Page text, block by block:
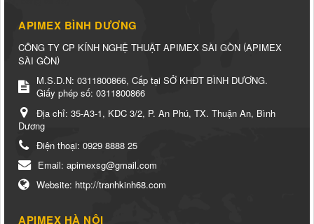
APIMEX BÌNH DƯƠNG
CÔNG TY CP KÍNH NGHỆ THUẬT APIMEX SÀI GÒN (APIMEX
SÀI GÒN)
M.S.D.N: 0311800866, Cấp tại SỞ KHĐT BÌNH DƯƠNG.
Giấy phép số: 0311800866
Địa chỉ: 35-A3-1, KDC 3/2, P. An Phú, TX. Thuận An, Bình
Dương
Điện thoại: 0929 8888 25
Email: apimexsg@gmail.com
Website: http://tranhkinh68.com
APIMEX HÀ NỘI